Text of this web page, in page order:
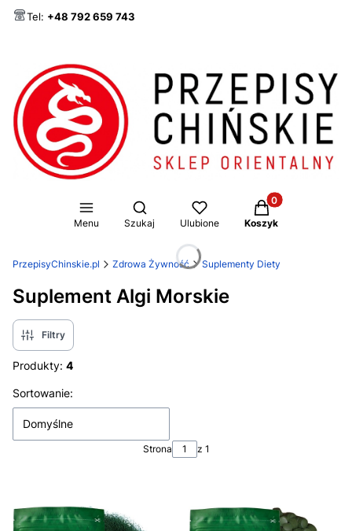
Tel: +48 792 659 743
Menu
Otwórz wyszukiwarkę
Szukaj Ulubione
Produkty w
Koszyk
PrzepisyChinskie.pl Zdrowa Żywność Suplementy Diety
Suplement Algi Morskie
Filtry
Produkty: 4
Lista produktów
Sortowanie:
Domyślne
Strona z 1